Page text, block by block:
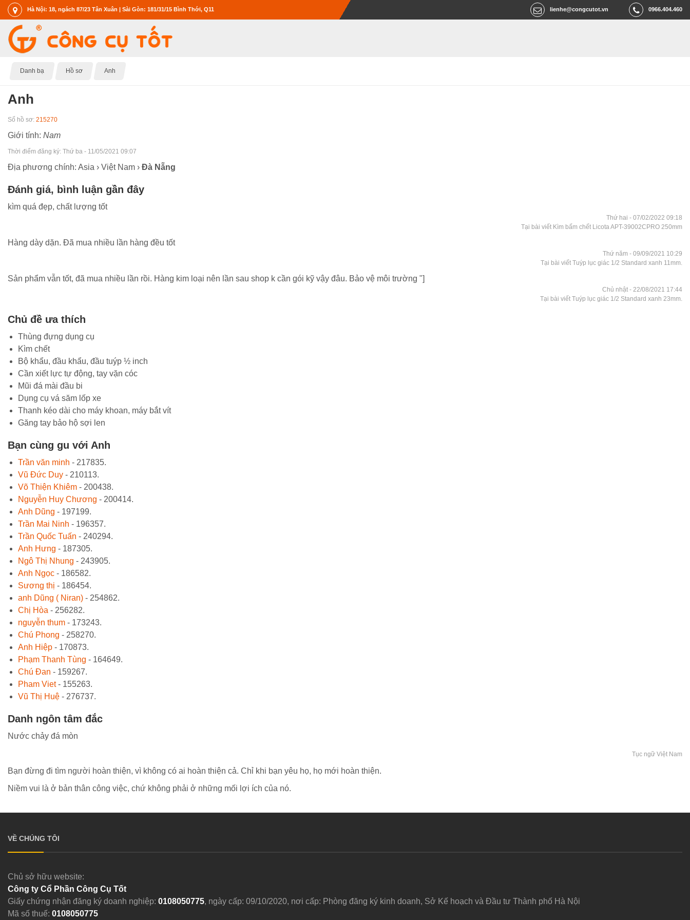
Hà Nội: 18, ngách 87/23 Tân Xuân | Sài Gòn: 181/31/15 Bình Thới, Q11 0966.404.460
lienhe@congcutot.vn
Danh bạ Hồ sơ Anh
Anh
Số hồ sơ: 215270
Giới tính: Nam
Thời điểm đăng ký: Thứ ba - 11/05/2021 09:07
Địa phương chính: Asia › Việt Nam › Đà Nẵng
Đánh giá, bình luận gần đây
kìm quá đẹp, chất lượng tốt
Thứ hai - 07/02/2022 09:18
Tại bài viết Kìm bấm chết Licota APT-39002CPRO 250mm
Hàng dày dặn. Đã mua nhiều lần hàng đều tốt
Thứ năm - 09/09/2021 10:29
Tại bài viết Tuýp lục giác 1/2 Standard xanh 11mm.
Sản phẩm vẫn tốt, đã mua nhiều lần rồi. Hàng kim loại nên lần sau shop k cần gói kỹ vậy đâu. Bảo vệ môi trường "]
Chủ nhật - 22/08/2021 17:44
Tại bài viết Tuýp lục giác 1/2 Standard xanh 23mm.
Chủ đề ưa thích
Thùng đựng dụng cụ
Kìm chết
Bộ khẩu, đầu khẩu, đầu tuýp ½ inch
Cần xiết lực tự động, tay vặn cóc
Mũi đá mài đầu bi
Dụng cụ vá săm lốp xe
Thanh kéo dài cho máy khoan, máy bắt vít
Găng tay bảo hộ sợi len
Bạn cùng gu với Anh
Trần văn minh - 217835.
Vũ Đức Duy - 210113.
Võ Thiện Khiêm - 200438.
Nguyễn Huy Chương - 200414.
Anh Dũng - 197199.
Trần Mai Ninh - 196357.
Trần Quốc Tuấn - 240294.
Anh Hưng - 187305.
Ngô Thị Nhung - 243905.
Anh Ngọc - 186582.
Sương thị - 186454.
anh Dũng ( Niran) - 254862.
Chị Hòa - 256282.
nguyễn thum - 173243.
Chú Phong - 258270.
Anh Hiệp - 170873.
Phạm Thanh Tùng - 164649.
Chú Đan - 159267.
Pham Viet- 155263.
Vũ Thị Huệ - 276737.
Danh ngôn tâm đắc
Nước chảy đá mòn
Tục ngữ Việt Nam
Bạn đừng đi tìm người hoàn thiện, vì không có ai hoàn thiện cả. Chỉ khi bạn yêu họ, họ mới hoàn thiện.
Niềm vui là ở bản thân công việc, chứ không phải ở những mối lợi ích của nó.
VỀ CHÚNG TÔI
Chủ sở hữu website:
Công ty Cổ Phần Công Cụ Tốt
Giấy chứng nhận đăng ký doanh nghiệp: 0108050775, ngày cấp: 09/10/2020, nơi cấp: Phòng đăng ký kinh doanh, Sở Kế hoạch và Đầu tư Thành phố Hà Nội
Mã số thuế: 0108050775